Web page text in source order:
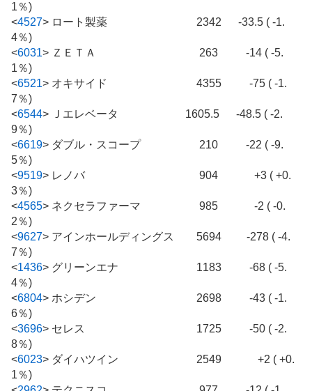
1％)
<4527> ロート製薬 2342 -33.5 ( -1.
4％)
<6031> ＺＥＴＡ 263 -14 ( -5.
1％)
<6521> オキサイド 4355 -75 ( -1.
7％)
<6544> Ｊエレベータ 1605.5 -48.5 ( -2.
9％)
<6619> ダブル・スコープ 210 -22 ( -9.
5％)
<9519> レノバ 904 +3 ( +0.
3％)
<4565> ネクセラファーマ 985 -2 ( -0.
2％)
<9627> アインホールディングス 5694 -278 ( -4.
7％)
<1436> グリーンエナ 1183 -68 ( -5.
4％)
<6804> ホシデン 2698 -43 ( -1.
6％)
<3696> セレス 1725 -50 ( -2.
8％)
<6023> ダイハツイン 2549 +2 ( +0.
1％)